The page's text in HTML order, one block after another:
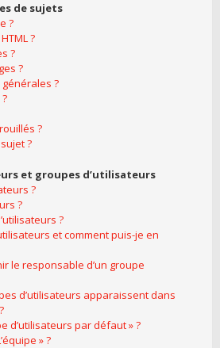
de sujets
?
?
?
?
?
?
?
et groupes d’utilisateurs
?
?
?
et comment puis-je en
le responsable d’un groupe
d’utilisateurs apparaissent dans
d’utilisateurs par défaut » ?
» ?